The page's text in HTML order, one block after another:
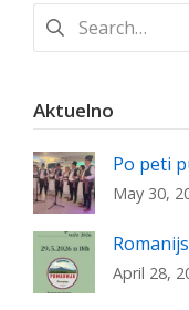
Search
for:
Aktuelno
Po peti
May 30,
April 28,